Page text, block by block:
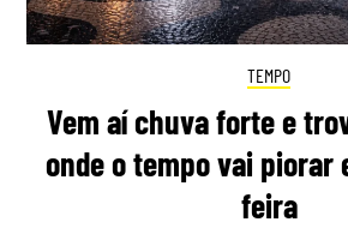
TEMPO
Vem aí chuva forte e
onde o tempo vai piorar
feira